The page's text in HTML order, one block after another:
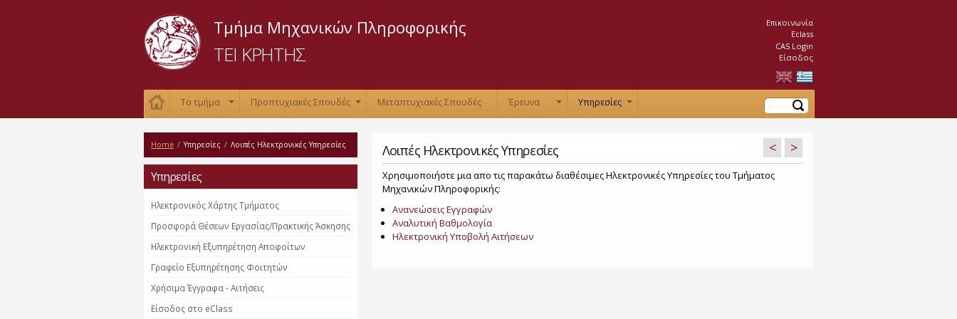
main
content
Τμήμα Μηχανικών Πληροφορικής
ΤΕΙ ΚΡΗΤΗΣ
Επικοινωνία
Eclass
CAS Login
Είσοδος
Το τμήμα Προπτυχιακές Σπουδές Μεταπτυχιακές Σπουδές Έρευνα Υπηρεσίες Αναζήτηση
Home / Υπηρεσίες / Λοιπές Ηλεκτρονικές Υπηρεσίες
Υπηρεσίες
Ηλεκτρονικός Χάρτης Τμήματος
Προσφορά Θέσεων Εργασίας/Πρακτικής Άσκησης
Ηλεκτρονική Εξυπηρέτηση Αποφοίτων
Γραφείο Εξυπηρέτησης Φοιτητών
Χρήσιμα Έγγραφα - Αιτήσεις
Είσοδος στο eClass
Λοιπές Ηλεκτρονικές Υπηρεσίες < >
Χρησιμοποιήστε μια απο τις παρακάτω διαθέσιμες Ηλεκτρονικές Υπηρεσίες του Τμήματος
Μηχανικών Πληροφορικής:
Ανανεώσεις Εγγραφών
Αναλυτική Βαθμολογία
Ηλεκτρονική Υποβολή Αιτήσεων